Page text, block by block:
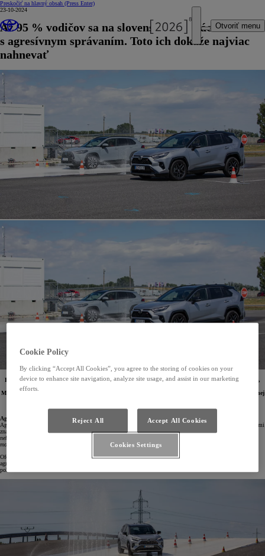
Preskočiť na hlavný obsah (Press Enter)
Otvoriť menu
23-10-2024
Až 95 % vodičov sa na slovenských cestách stretáva
s agresívnym správaním. Toto ich dokáže najviac
nahnevať
Prieskum značky Toyota, ktorý na vzorke 1 000 vodičov realizovala prieskumná agentúra MNForce,
odhalil nepríjemnú realitu: S agresívnym správaním na cestách sa stretávajú takmer všetci vodiči.
Medzi najčastejšie prejavy patria riskantné predbiehanie na poslednú chvíľu, prekračovanie povolenej
Agresivita sa stáva čoraz viditeľnejším problémom
Agresivita za volantom je narastajúci negatívny fenomén, ktorý sa môže prejavovať aktívnymi alebo pasívnymi
znakmi.
„Aktívna agresivita sa prejavuje napríklad úmyselným znepríjemňovaním jazdy iným vodičom alebo
nebezpečnými manévrami. Pasívna agresivita, naopak, zahŕňa blokovanie jazdných pruhov, používanie
mobilného telefónu alebo jazdu pod vplyvom alkoholu,“ vysvetľuje Karol Kleinmann.
Ofenzívnym správaním za volantom sa zaoberá aj najnovší prieskum značky Toyota. Výsledky ukázali, že
agresivita sa vyskytuje naprieč všetkými skupinami vodičov, no jej prejavy sa líšia v závislosti od veku a
pohlavia.
Cookie Policy
By clicking “Accept All Cookies”, you agree to the storing of cookies on your
device to enhance site navigation, analyze site usage, and assist in our marketing
efforts.
Reject All Accept All Cookies
Cookies Settings